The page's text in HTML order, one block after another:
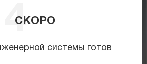
СКОРО
системы готов